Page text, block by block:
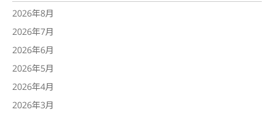
2026年8月
2026年7月
2026年6月
2026年5月
2026年4月
2026年3月